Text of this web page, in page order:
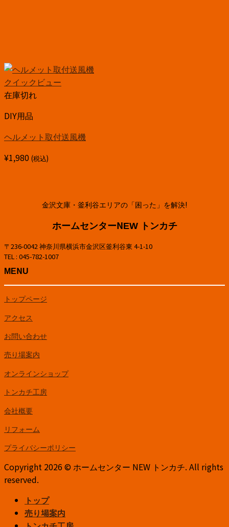
クイックビュー
在庫切れ
DIY用品
ヘルメット取付送風機
¥1,980 (税込)
金沢文庫・釜利谷エリアの「困った」を解決!
ホームセンターNEW トンカチ
〒236-0042 神奈川県横浜市金沢区釜利谷東 4-1-10
TEL : 045-782-1007
MENU
トップページ
アクセス
お問い合わせ
売り場案内
オンラインショップ
トンカチ工房
会社概要
リフォーム
プライバシーポリシー
Copyright 2026 © ホームセンター NEW トンカチ. All rights
reserved.
トップ
売り場案内